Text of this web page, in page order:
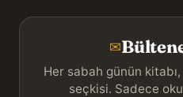
✉
Her sabah günün
seçkisi. Sadece